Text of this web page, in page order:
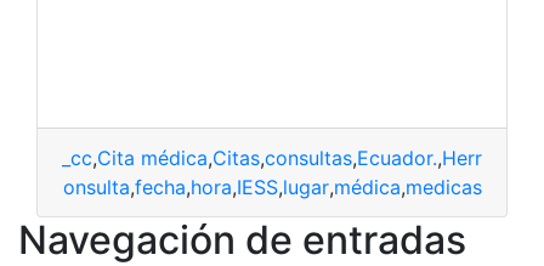
_cc,Cita médica,Citas,consultas,Ecuador.,
consulta,fecha,hora,IESS,lugar,médica,medicas
Navegación de entradas